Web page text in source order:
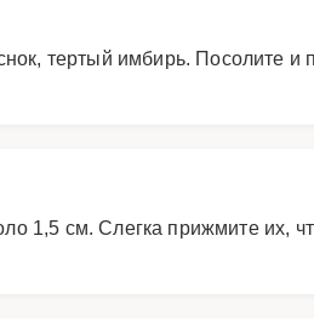
тертый имбирь. Посолите и
1,5 см. Слегка прижмите их,